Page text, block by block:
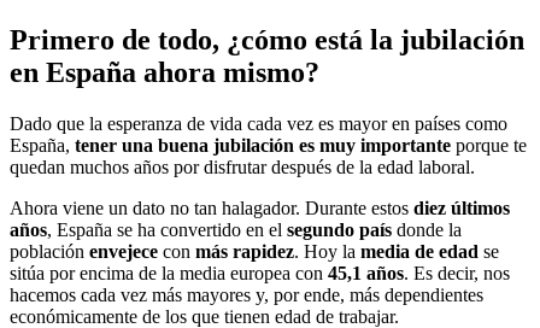
Primero de todo, ¿cómo está la jubilación
en España ahora mismo?
Dado que la esperanza de vida cada vez es mayor en países como
España, tener una buena jubilación es muy importante porque te
quedan muchos años por disfrutar después de la edad laboral.
Ahora viene un dato no tan halagador. Durante estos diez últimos
años, España se ha convertido en el segundo país donde la
población envejece con más rapidez. Hoy la media de edad se
sitúa por encima de la media europea con 45,1 años. Es decir, nos
hacemos cada vez más mayores y, por ende, más dependientes
económicamente de los que tienen edad de trabajar.